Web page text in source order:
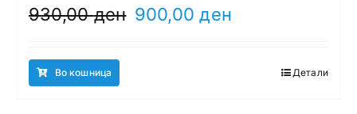
930,00ден Original
900,00ден
900,00 ден.
Во кошница Детали